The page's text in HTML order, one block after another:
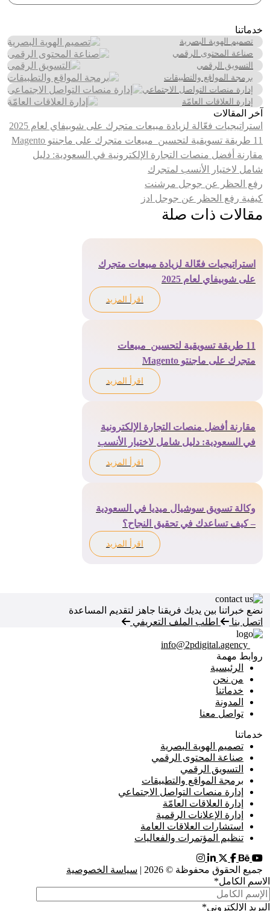
خدماتنا
تصميم الهوية البصرية
صناعة المحتوى الرقمي
التسويق الرقمي
برمجة المواقع والتطبيقات
إدارة منصات التواصل الاجتماعي
إدارة العلاقات العامّة
آخر المقالات
استراتيجيات فعّالة لزيادة مبيعات متجرك على شوبيفاي لعام 2025
11 طريقة تسويقية لتحسين مبيعات متجرك على ماجنتو Magento
مقارنة أفضل منصات التجارة الإلكترونية في السعودية: دليل
شامل لاختيار الأنسب لمتجرك
رفع الحظر عن جوجل مرشنت
كيفية رفع الحظر عن جوجل ادز
مقالات ذات صلة
استراتيجيات فعّالة لزيادة مبيعات متجرك
على شوبيفاي لعام 2025
اقرأ المزيد
11 طريقة تسويقية لتحسين مبيعات
متجرك على ماجنتو Magento
اقرأ المزيد
مقارنة أفضل منصات التجارة الإلكترونية
في السعودية: دليل شامل لاختيار الأنسب
اقرأ المزيد
وكالة تسويق سوشيال ميديا في السعودية
– كيف تساعدك في تحقيق النجاح؟
اقرأ المزيد
نضع خبراتنا بين يديك فريقنا جاهز لتقديم المساعدة
اتصل بنا
اطلب الملف التعريفي
info@2pdigital.agency
روابط مهمة
الرئيسية
من نحن
خدماتنا
المدونة
تواصل معنا
خدماتنا
تصميم الهوية البصرية
صناعة المحتوى الرقمي
التسويق الرقمي
برمجة المواقع والتطبيقات
إدارة منصات التواصل الاجتماعي
إدارة العلاقات العامّة
إدارة الإعلانات الرقمية
استشارات العلاقات العامة
تنظيم المؤتمرات والفعاليات
جميع الحقوق محفوظة © 2026 |
سياسة الخصوصية
الاسم الكامل*
البريد الإلكتروني*